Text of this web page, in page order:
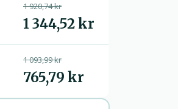
1 920,74 kr
1 344,52 kr
1 093,99 kr
765,79 kr